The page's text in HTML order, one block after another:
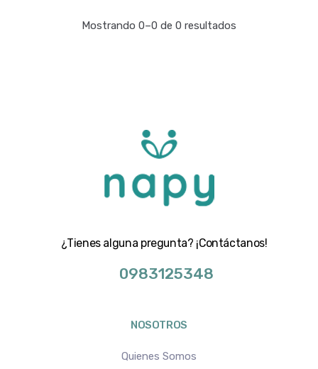
Mostrando 0–0 de 0 resultados
¿Tienes alguna pregunta? ¡Contáctanos!
0983125348
NOSOTROS
Quienes Somos